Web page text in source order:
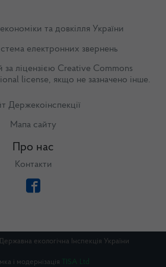
та довкілля України
електронних звернень
ліцензією Creative Commons
license, якщо не зазначено інше.
Держекоінспекції
Мапа сайту
Про нас
Контакти
екологічна Інспекція України
і модернізація TISA Ltd